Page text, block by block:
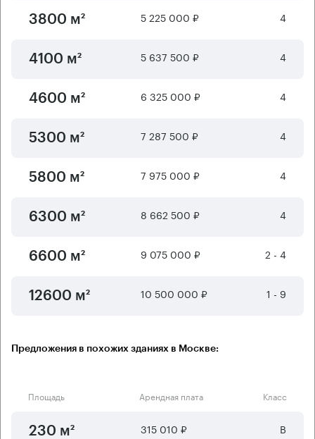
3800 м² 5 225 000 ₽ 4
4100 м² 5 637 500 ₽ 4
4600 м² 6 325 000 ₽ 4
5300 м² 7 287 500 ₽ 4
5800 м² 7 975 000 ₽ 4
6300 м² 8 662 500 ₽ 4
6600 м² 9 075 000 ₽ 2 - 4
12600 м² 10 500 000 ₽ 1 - 9
Предложения в похожих зданиях в Москве:
Площадь Арендная плата Класс
230 м² 315 010 ₽ B